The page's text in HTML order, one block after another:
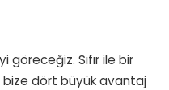
göreceğiz. Sıfır ile bir
bize dört büyük avantaj